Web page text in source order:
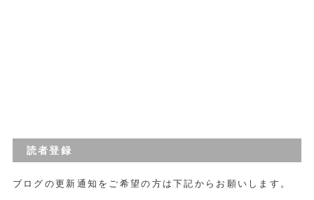
読者登録
ブログの更新通知をご希望の方は下記からお願いします。